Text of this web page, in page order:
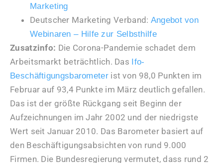
Marketing
Deutscher Marketing Verband: Angebot von
Webinaren – Hilfe zur Selbsthilfe
Zusatzinfo: Die Corona-Pandemie schadet dem
Arbeitsmarkt beträchtlich. Das Ifo-
Beschäftigungsbarometerist von 98,0 Punkten im
Februar auf 93,4 Punkte im März deutlich gefallen.
Das ist der größte Rückgang seit Beginn der
Aufzeichnungen im Jahr 2002 und der niedrigste
Wert seit Januar 2010. Das Barometer basiert auf
den Beschäftigungsabsichten von rund 9.000
Firmen. Die Bundesregierung vermutet, dass rund 2